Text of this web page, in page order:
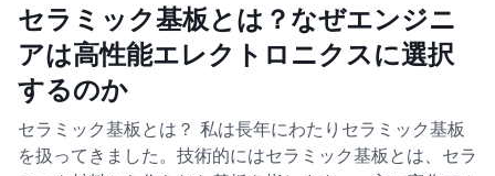
セラミック基板とは？なぜエンジニ
アは高性能エレクトロニクスに選択
するのか
セラミック基板とは？ 私は長年にわたりセラミック基板
を扱ってきました。技術的にはセラミック基板とは、セラ